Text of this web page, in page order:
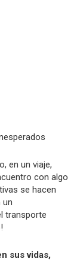
en un viaje,
con algo
se hacen
un
transporte
sus vidas,